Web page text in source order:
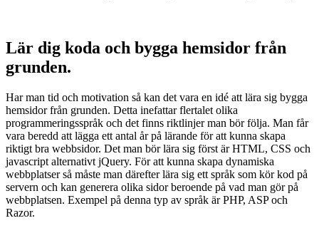
Lär dig koda och bygga hemsidor från
grunden.
Har man tid och motivation så kan det vara en idé att lära sig bygga
hemsidor från grunden. Detta inefattar flertalet olika
programmeringsspråk och det finns riktlinjer man bör följa. Man får
vara beredd att lägga ett antal år på lärande för att kunna skapa
riktigt bra webbsidor. Det man bör lära sig först är HTML, CSS och
javascript alternativt jQuery. För att kunna skapa dynamiska
webbplatser så måste man därefter lära sig ett språk som kör kod på
servern och kan generera olika sidor beroende på vad man gör på
webbplatsen. Exempel på denna typ av språk är PHP, ASP och
Razor.